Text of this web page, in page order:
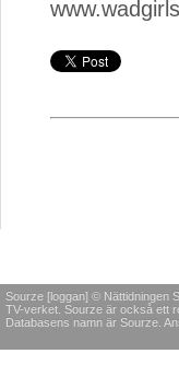
Sourze [loggan] © Nättidningen
TV-verket. Sourze är också ett
Databasens namn är Sourze.